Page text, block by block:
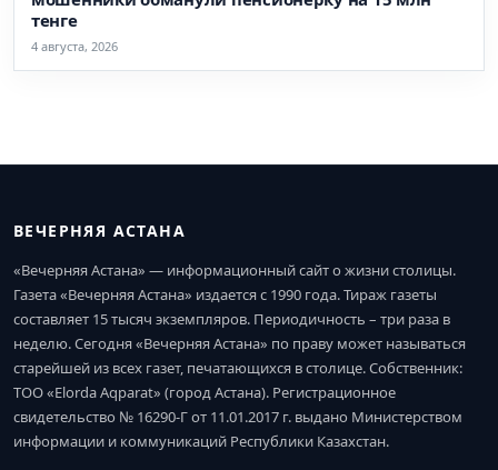
тенге
4 августа, 2026
ВЕЧЕРНЯЯ АСТАНА
«Вечерняя Астана» — информационный сайт о жизни столицы.
Газета «Вечерняя Астана» издается с 1990 года. Тираж газеты
составляет 15 тысяч экземпляров. Периодичность – три раза в
неделю. Сегодня «Вечерняя Астана» по праву может называться
старейшей из всех газет, печатающихся в столице. Собственник:
ТОО «Elorda Aqparat» (город Астана). Регистрационное
свидетельство № 16290-Г от 11.01.2017 г. выдано Министерством
информации и коммуникаций Республики Казахстан.